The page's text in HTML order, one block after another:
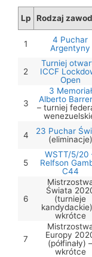
Lp Rodzaj
1
4 Puchar
Argentyny
2
Turniej
ICCF
Open
3
3 Memoriał
Alberto
– turniej
4
23 Puchar
(eliminacje)
5
WSTT/5/20
Relfson
C44
6
Świata
(turnieje
wkrótce
7
Europy
(półfinały) –
wkrótce